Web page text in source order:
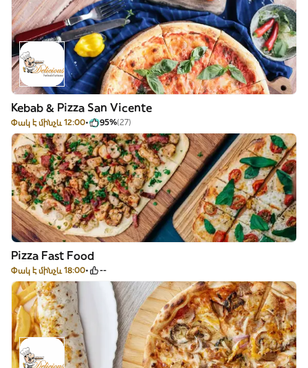
Kebab & Pizza San Vicente
Փակ է մինչև 12:00 95%(27)
Pizza Fast Food
Փակ է մինչև 18:00 --